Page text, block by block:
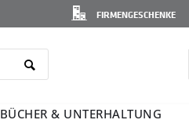
FIRMENGESCHENKE
BÜCHER & UNTER­HAL­TUNG